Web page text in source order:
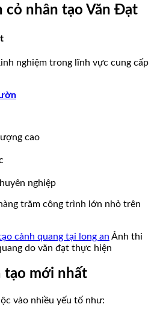
cỏ nhân tạo Văn Đạt
nghiệm trong lĩnh vực cung cấp
cao
nghiệp
trăm công trình lớn nhỏ trên
Ảnh thi
do văn đạt thực hiện
tạo mới nhất
vào nhiều yếu tố như: